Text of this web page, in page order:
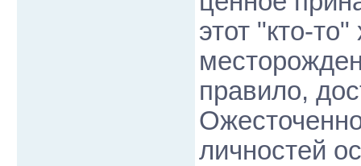
этот "кто-
правило,
личностей